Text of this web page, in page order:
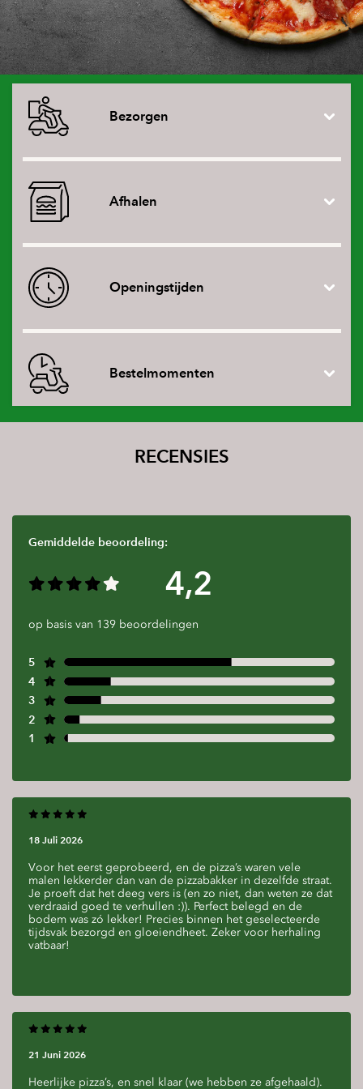
Bezorgen
Afhalen
Openingstijden
Bestelmomenten
RECENSIES
Gemiddelde beoordeling:
4,2
op basis van 139 beoordelingen
5
4
3
2
1
18 Juli 2026
Voor het eerst geprobeerd, en de pizza’s waren vele
malen lekkerder dan van de pizzabakker in dezelfde straat.
Je proeft dat het deeg vers is (en zo niet, dan weten ze dat
verdraaid goed te verhullen :)). Perfect belegd en de
bodem was zó lekker! Precies binnen het geselecteerde
tijdsvak bezorgd en gloeiendheet. Zeker voor herhaling
vatbaar!
21 Juni 2026
Heerlijke pizza’s, en snel klaar (we hebben ze afgehaald).